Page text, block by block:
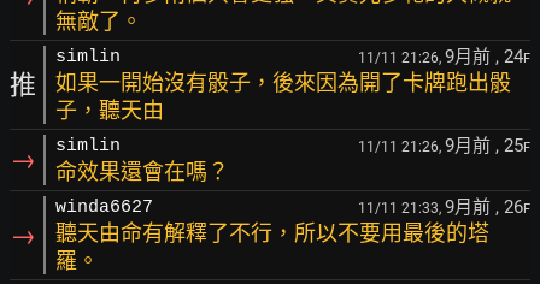
無敵了。
推
simlin 11/11 21:26, 9月前 , 24F
如果一開始沒有骰子，後來因為開了卡牌跑出骰
子，聽天由
→ simlin 11/11 21:26, 9月前 , 25F
命效果還會在嗎？
→
winda6627 11/11 21:33, 9月前 , 26F
聽天由命有解釋了不行，所以不要用最後的塔
羅。